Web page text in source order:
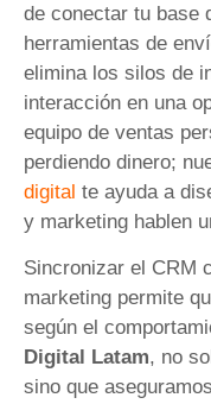
de conectar tu base
herramientas de
elimina los silos de
interacción en una
equipo de ventas
perdiendo dinero;
digital te ayuda a
y marketing hablen
Sincronizar el CRM
marketing permite
según el
Digital Latam, no
sino que